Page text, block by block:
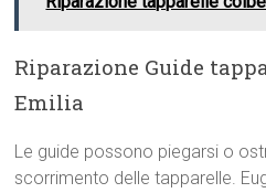
Riparazione Guide
Emilia
Le guide possono piegarsi o
scorrimento delle tapparelle.